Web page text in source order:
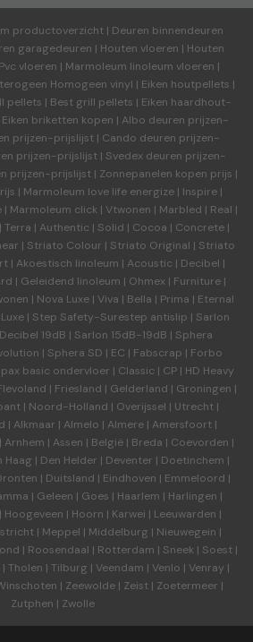
productoverzicht| Deuren binnendeuren
garagedeuren | Houten vloeren | Houten
vloeren | Marmoleum linoleum vloeren |
Homogeen vinyl | Eiken houtpellets |
pellets | Best grill pellets | Eiken haardhout-
Eiken briketten kopen | Albo deuren prijzen-
prijzen-prijslijst | Cando deuren prijzen-
prijzen-prijslijst | Svedex deuren prijzen-
prijzen-prijslijst| Zonnepanelen kopen prijs |
| Marmoleum love life energize | Inspire |
| Marmoleum click| Vtwonen | Marbled | Real |
| Terra | Authentic | Solid | Cocoa | Concrete |
| Striato Colour | Striato Original | Striato
| Akoestisch linoleum | Acoustic | Decibel |
| Geleidend linoleum | Ohmex | Furniture |
| Nova Luxe | Viva | Bella | Prima | Eternal
| Step Safety-Surestep antislip | Sarlon
Decibel 19dB | Sarlon 15dB-19dB | Sphera
| Sphera SD | EC | Fabscrap | Forbo
basic ondervloer | Classic | CP| HD Heavy
| Friesland | Gelderland | Groningen |
| Noord-Holland | Overijssel | Utrecht|
| Alkmaar | Almelo | Almere | Amersfoort |
| Arnhem | Assen | België| Breda | Coevorden |
Haag | Den Helder | Deventer | Doetinchem |
| Duitsland | Eindhoven | Emmeloord |
| Geleen | Goes | Haarlem | Harlingen |
| Hoogeveen | Hoorn | Karwei | Leeuwarden |
| Meppel | Middelburg | Nieuwegein |
| Roosendaal | Rotterdam | Sneek| Soest|
| Tholen | Tilburg | Veendam | Venlo | Venray |
| Zeewolde | Zeist | Zoetermeer |
Zutphen | Zwolle